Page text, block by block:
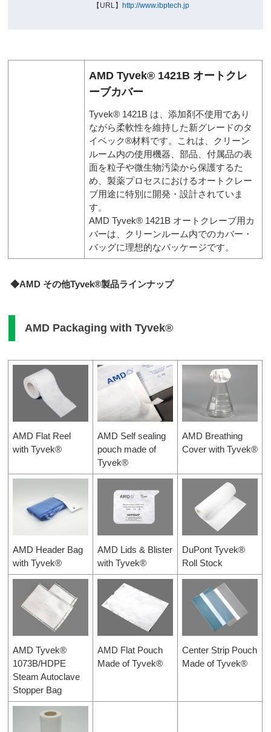
【URL】
http://www.ibptech.jp
AMD Tyvek® 1421B オートクレ
ーブカバー
Tyvek® 1421B は、添加剤不使用であり
ながら柔軟性を維持した新グレードのタ
イベック®材料です。これは、クリーン
ルーム内の使用機器、部品、付属品の表
面を粒子や微生物汚染から保護するた
め、製薬プロセスにおけるオートクレー
ブ用途に特別に開発・設計されていま
す。
AMD Tyvek® 1421B オートクレーブ用カ
バーは、クリーンルーム内でのカバー・
バッグに理想的なパッケージです。
◆AMD その他Tyvek®製品ラインナップ
AMD Packaging with Tyvek®
AMD Flat Reel
with Tyvek®
AMD Self sealing
pouch made of
Tyvek®
AMD Breathing
Cover with Tyvek®
AMD Header Bag
with Tyvek®
AMD Lids & Blister
with Tyvek®
DuPont Tyvek®
Roll Stock
AMD Tyvek®
1073B/HDPE
Steam Autoclave
Stopper Bag
AMD Flat Pouch
Made of Tyvek®
Center Strip Pouch
Made of Tyvek®